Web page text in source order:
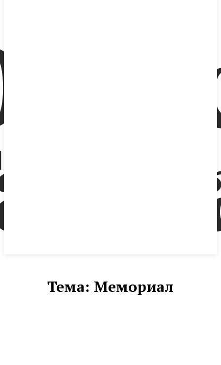
Тема: Мемориал